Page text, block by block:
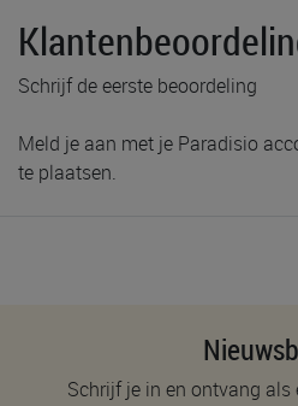
Schrijf de eerste beoordeling
Meld je aan met je Paradisio
te plaatsen.
Schrijf je in en ontvang als